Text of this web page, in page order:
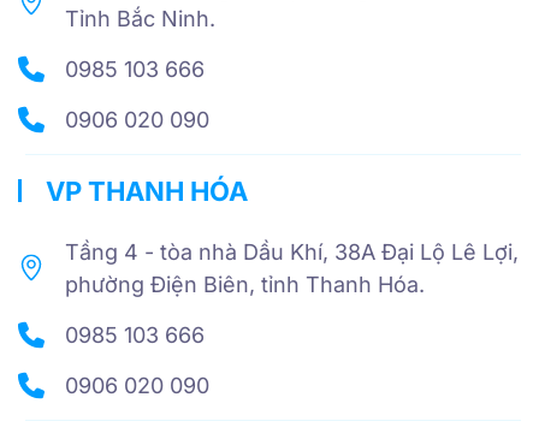
Tỉnh Bắc Ninh.
0985 103 666
0906 020 090
VP THANH HÓA
Tầng 4 - tòa nhà Dầu Khí, 38A Đại Lộ Lê Lợi,
phường Điện Biên, tỉnh Thanh Hóa.
0985 103 666
0906 020 090